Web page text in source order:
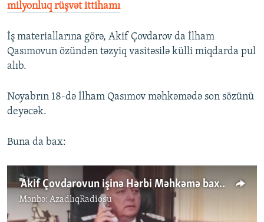
milyonluq rüşvət ittihamı
İş materiallarına görə, Akif Çovdarov da İlham
Qasımovun özündən təzyiq vasitəsilə külli miqdarda pul
alıb.
Noyabrın 18-də İlham Qasımov məhkəmədə son sözünü
deyəcək.
Buna da bax:
"Akif Çovdarovun işinə Hərbi Məhkəmə baxmalıdır"
Mənbə: AzadlıqRadiosu